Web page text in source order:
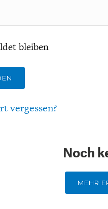
bleiben
vergessen?
Noch
MEHR